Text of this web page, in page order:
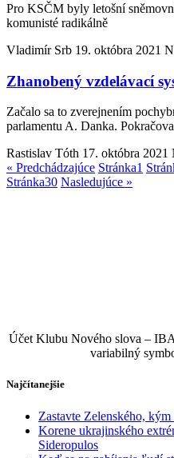
Pro KSČM byly letošní
komunisté radikálně
Vladimír Srb 19. októbra 2021
Zhanobený vzdelávací
Začalo sa to zverejnením
parlamentu A. Danka.
Rastislav Tóth 17. októbra 2021
« Predchádzajúce Stránka1
Stránka30 Nasledujúce »
Účet Klubu Nového slova –
variabilný
Najčítanejšie
Zastavte Zelenského, kým
Korene ukrajinského
Sideropulos